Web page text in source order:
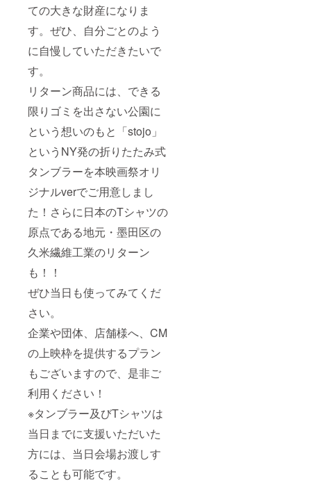
ての大きな財産になりま
す。ぜひ、自分ごとのよう
に自慢していただきたいで
す。
リターン商品には、できる
限りゴミを出さない公園に
という想いのもと「stojo」
というNY発の折りたたみ式
タンブラーを本映画祭オリ
ジナルverでご用意しまし
た！さらに日本のTシャツの
原点である地元・墨田区の
久米繊維工業のリターン
も！！
ぜひ当日も使ってみてくだ
さい。
企業や団体、店舗様へ、CM
の上映枠を提供するプラン
もございますので、是非ご
利用ください！
※タンブラー及びTシャツは
当日までに支援いただいた
方には、当日会場お渡しす
ることも可能です。